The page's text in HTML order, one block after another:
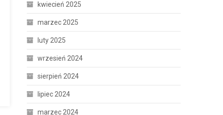
kwiecień 2025
marzec 2025
luty 2025
wrzesień 2024
sierpień 2024
lipiec 2024
marzec 2024